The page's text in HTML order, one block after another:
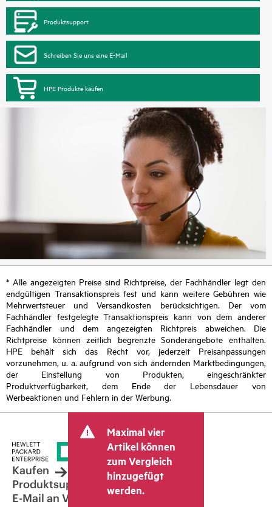
Produktsupport
Schreiben Sie uns eine E-Mail
HPE Produkte kaufen
* Alle angezeigten Preise sind Richtpreise, der Fachhändler legt den
endgültigen Transaktionspreis fest und kann weitere Gebühren wie
Mehrwertsteuer und Versandkosten berücksichtigen. Der vom
Fachhändler festgelegte Transaktionspreis kann von dem anderer
Fachhändler und dem angezeigten Richtpreis abweichen. Die
Richtpreise können zeitlich begrenzte Sonderangebote enthalten.
HPE behält sich das Recht vor, jederzeit Preisanpassungen
vorzunehmen, u. a. aufgrund von sich ändernden Marktbedingungen,
der Einstellung von Produkten, eingeschränkter
Produktverfügbarkeit, dem Ende der Lebensdauer von
Werbeaktionen und Fehlern in der Werbung.
Maximal vier
Artikel können
zum Vergleich
hinzugefügt
werden.
Kaufen
Produktsupport
E-Mail an Vertrieb